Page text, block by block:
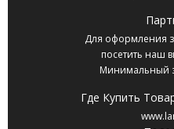
Для оформления
посетить наш
Минимальный
Где Купить